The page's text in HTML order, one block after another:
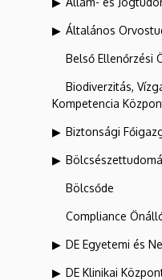
Általános
Belső Ellenőrzési
Biodiverzitás,
Kompetencia
Biztonsági
Bölcsőde
Compliance
DE Egyetemi és
DE Klinikai